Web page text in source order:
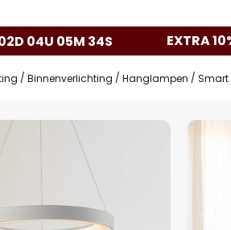
04U 05M 33S EXTRA
Binnenverlichting Hanglampen Smart